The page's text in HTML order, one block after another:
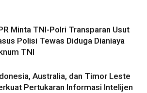
Minta TNI-Polri Transparan Usut
Polisi Tewas Diduga Dianiaya
TNI
Australia, dan Timor Leste
Pertukaran Informasi Intelijen